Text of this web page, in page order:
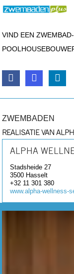
VIND EEN
ZWEMBADEN
REALISATIE VAN
ALPHA
Stadsheide 27
3500 Hasselt
+32 11 301 380
www.alpha-wellness-